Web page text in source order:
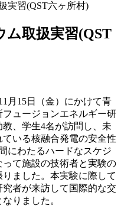
実習(QST六ヶ所村)
ム取扱実習(QST
月15日（金）にかけて青
ュージョンエネルギー研
、学生4名が訪問し、未
いる核融合発電の安全性
にわたるハードなスケジ
て施設の技術者と実験の
ました。本実験に際して
者が来訪して国際的な交
りました。